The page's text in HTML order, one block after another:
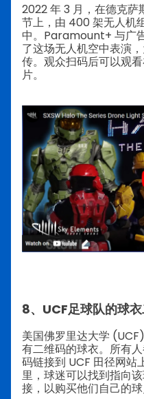
2022 年 3 月，在德克萨
节上，由 400 架无人机
中。Paramount+ 与广
了这场无人机空中表演
传。观众扫码后可以观
片。
8、UCF足球队的球
美国佛罗里达大学
有二维码的球衣。所有
码链接到 UCF 田径网站
里，球迷可以找到指向
接，以购买他们自己的球